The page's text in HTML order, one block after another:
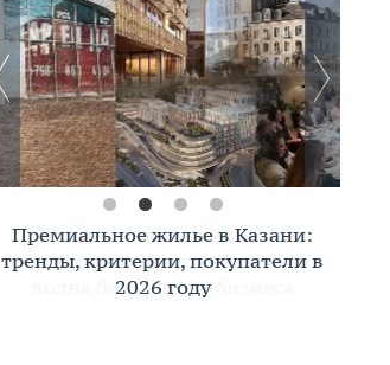
Премиальное жилье в Казани:
тренды, критерии, покупатели в
2026 году